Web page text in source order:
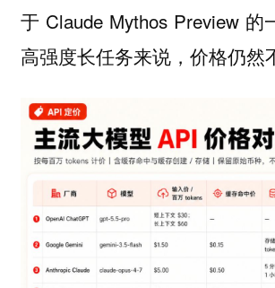
于 Claude Mythos Preview 的
高强度长任务来说，价格仍然